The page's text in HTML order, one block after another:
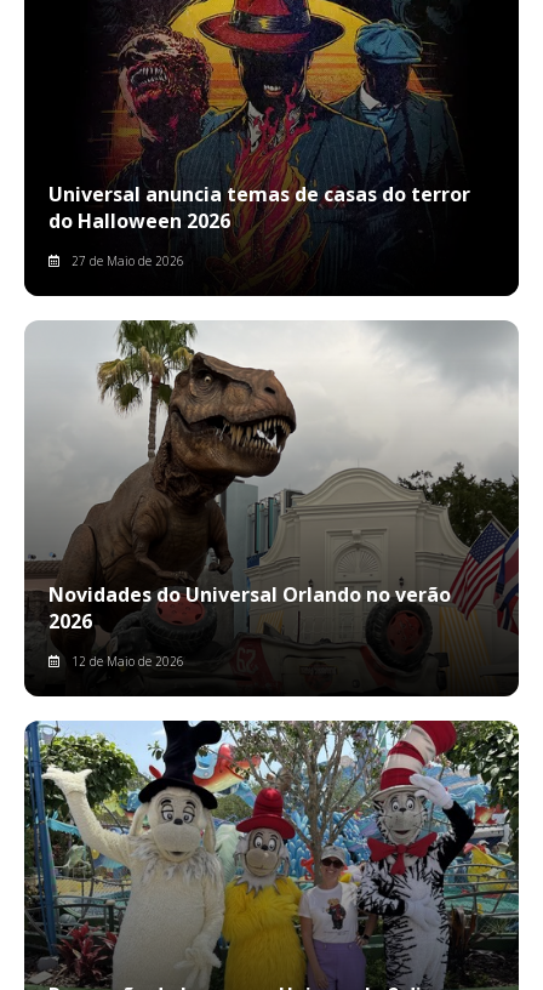
Universal anuncia temas de casas do terror
do Halloween 2026
27 de Maio de 2026
Novidades do Universal Orlando no verão
2026
12 de Maio de 2026